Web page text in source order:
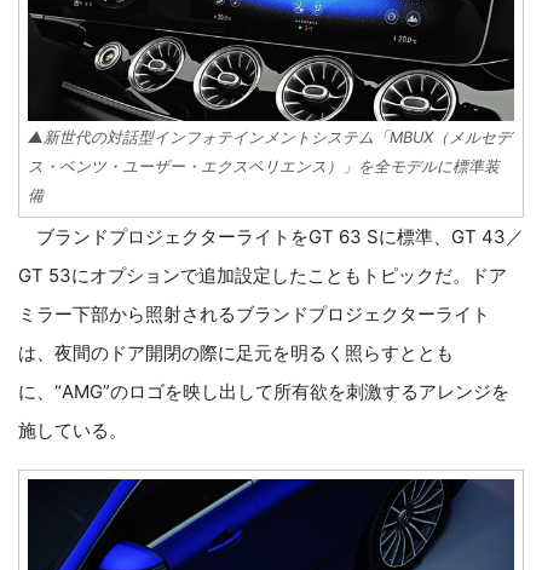
▲新世代の対話型インフォテインメントシステム「MBUX（メルセデ
ス・ベンツ・ユーザー・エクスペリエンス）」を全モデルに標準装
備
ブランドプロジェクターライトをGT 63 Sに標準、GT 43／
GT 53にオプションで追加設定したこともトピックだ。ドア
ミラー下部から照射されるブランドプロジェクターライト
は、夜間のドア開閉の際に足元を明るく照らすととも
に、“AMG”のロゴを映し出して所有欲を刺激するアレンジを
施している。